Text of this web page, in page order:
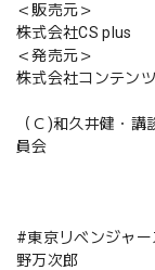
＜販売元＞
株式会社CS plus
＜発売元＞
株式会社コンテン
（Ｃ)和久井健・
員会
#東京リベンジャ
野万次郎